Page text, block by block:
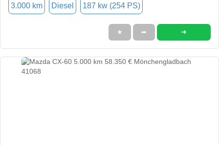
3.000 km Diesel 187 kw (254 PS)
★ ➦ ➜